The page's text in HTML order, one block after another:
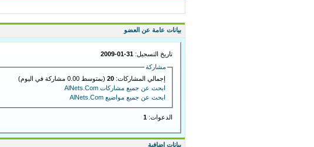
بيانات عامة عن العضو
تاريخ التسجيل: 31-01-2009
مشاركة
إجمالي المشاركات:20 (بمتوسط 0.00 مشاركة في اليوم)
ابحث عن جميع مشاركات AlNets.Com
ابحث عن جميع مواضيع AlNets.Com
الدعوات: 1
بيانات إضافية